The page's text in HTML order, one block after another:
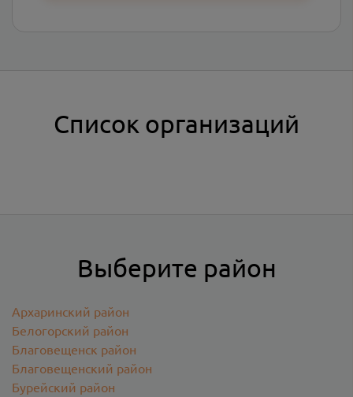
Список организаций
Выберите район
Архаринский район
Белогорский район
Благовещенск район
Благовещенский район
Бурейский район